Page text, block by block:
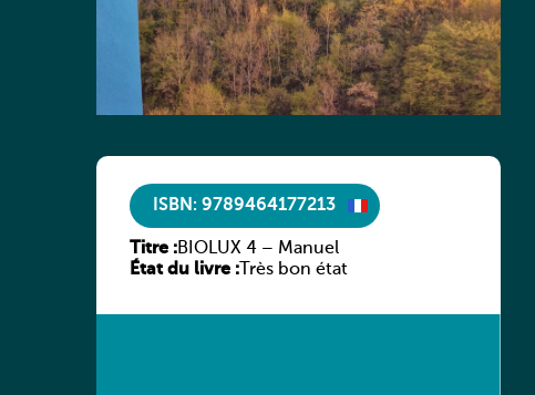
ISBN: 9789464177213
Titre :BIOLUX 4 – Manuel
État du livre : Très bon état